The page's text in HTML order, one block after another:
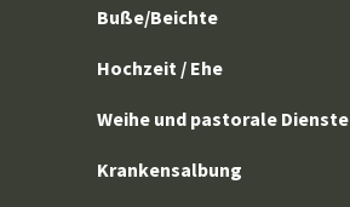
Buße/Beichte
Hochzeit / Ehe
Weihe und pastorale Dienste
Krankensalbung